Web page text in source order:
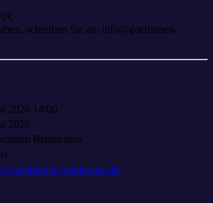
schreiben Sie an: info@goettinnen-
2026 14:00
2026
Blaubeuren
konferenz.de/